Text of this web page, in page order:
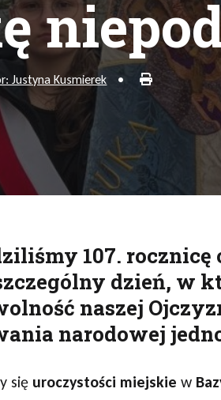
Justyna Kusmierek • Drukuj
na FB
107.
dzień, w
naszej
narodowej
się uroczystości miejskie w